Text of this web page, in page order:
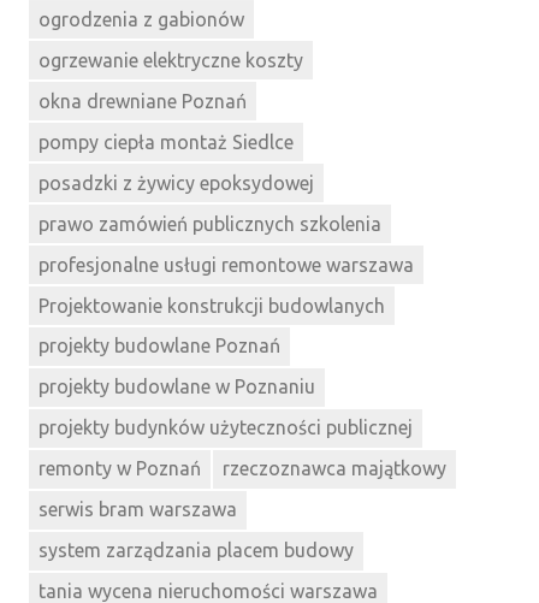
ogrodzenia z gabionów
ogrzewanie elektryczne koszty
okna drewniane Poznań
pompy ciepła montaż Siedlce
posadzki z żywicy epoksydowej
prawo zamówień publicznych szkolenia
profesjonalne usługi remontowe warszawa
Projektowanie konstrukcji budowlanych
projekty budowlane Poznań
projekty budowlane w Poznaniu
projekty budynków użyteczności publicznej
remonty w Poznań
rzeczoznawca majątkowy
serwis bram warszawa
system zarządzania placem budowy
tania wycena nieruchomości warszawa